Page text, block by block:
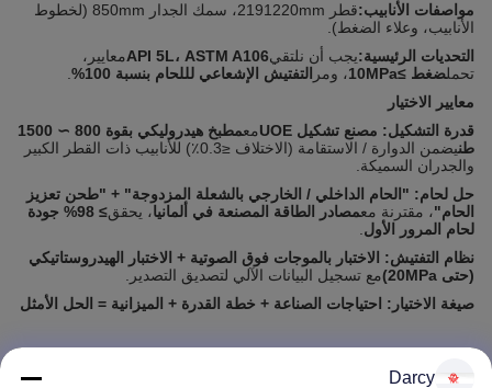
مواصفات الأنابيب:
قطر 2191220mm، سمك الجدار 850mm (لخطوط
الأنابيب، وعلاء الضغط).
التحديات الرئيسية:يجب أن نلتقيAPI 5L، ASTM A106معايير،
تحملضغط ≥10MPa ، ومر التفتيش الإشعاعي لللحام بنسبة 100%
معايير الاختيار
قدرة التشكيل: مصنع تشكيل UOE مع
مطبخ هيدروليكي بقوة 800 ∼ 1500
طن
يضمن الدوارة / الاستقامة (الاختلاف ≤0.3٪) للأنابيب ذات القطر الكبير
والجدران السميكة.
حل لحام: "الحام الداخلي / الخارجي بالشعلة المزدوجة" + "طحن تعزيز
الحام"، مقترنة معمصادر الطاقة المصنعة في ألمانيا، يحقق
≥ 98% جودة
لحام المرور الأول
نظام التفتيش:
الاختبار بالموجات فوق الصوتية + الاختبار الهيدروستاتيكي
(حتى 20MPa)
مع تسجيل البيانات الآلي لتصديق التصدير.
صيغة الاختيار:
احتياجات الصناعة + خطة القدرة + الميزانية = الحل الأمثل
Darcy